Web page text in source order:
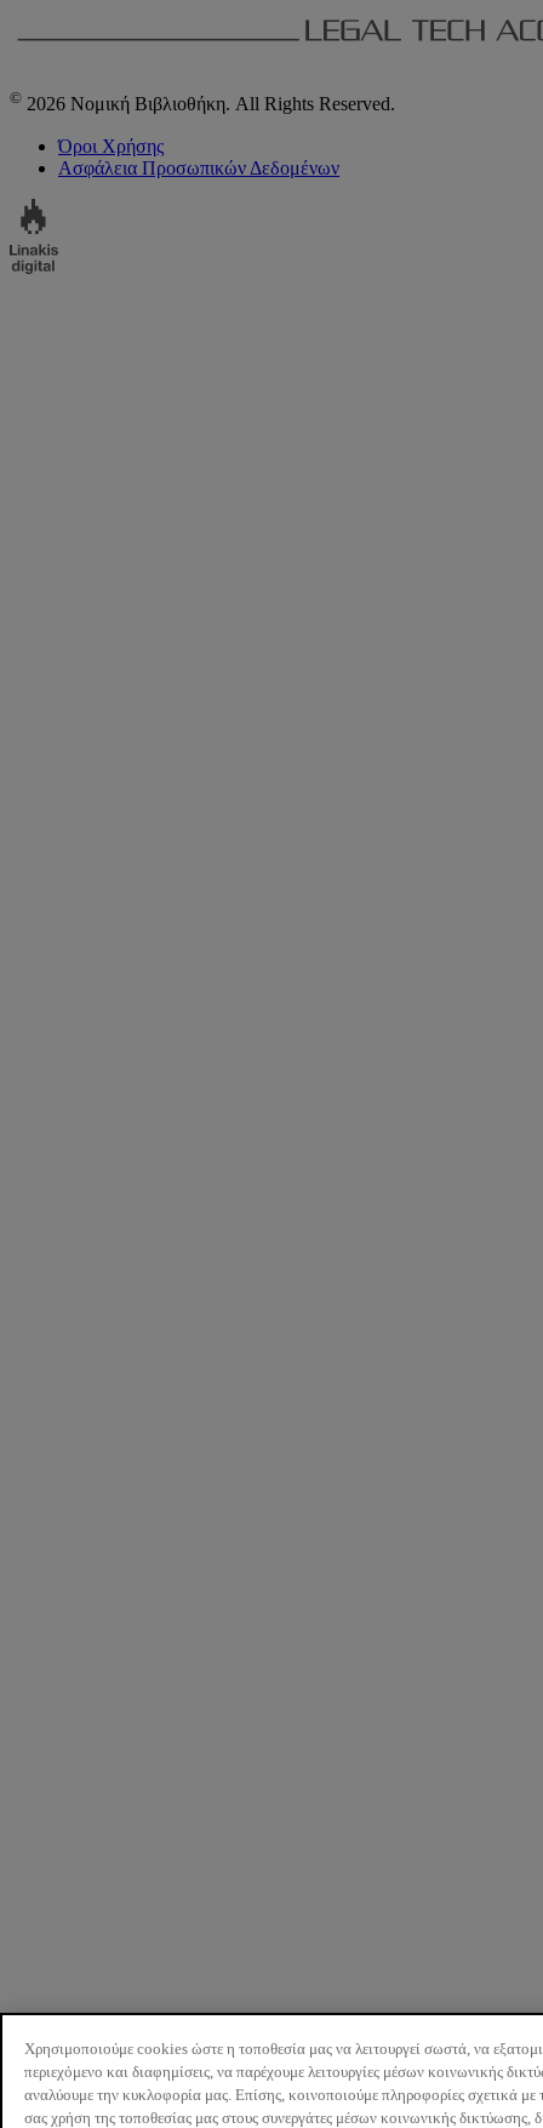
© 2026 Νομική Βιβλιοθήκη. All Rights Reserved.
Όροι Χρήσης
Ασφάλεια Προσωπικών Δεδομένων
Χρησιμοποιούμε cookies ώστε η τοποθεσία μας να λειτουργεί σωστά, να
περιεχόμενο και διαφημίσεις, να παρέχουμε λειτουργίες μέσων κοινωνικής
αναλύουμε την κυκλοφορία μας. Επίσης, κοινοποιούμε πληροφορίες σχετικά με
σας χρήση της τοποθεσίας μας στους συνεργάτες μέσων κοινωνικής δικτύωσης,